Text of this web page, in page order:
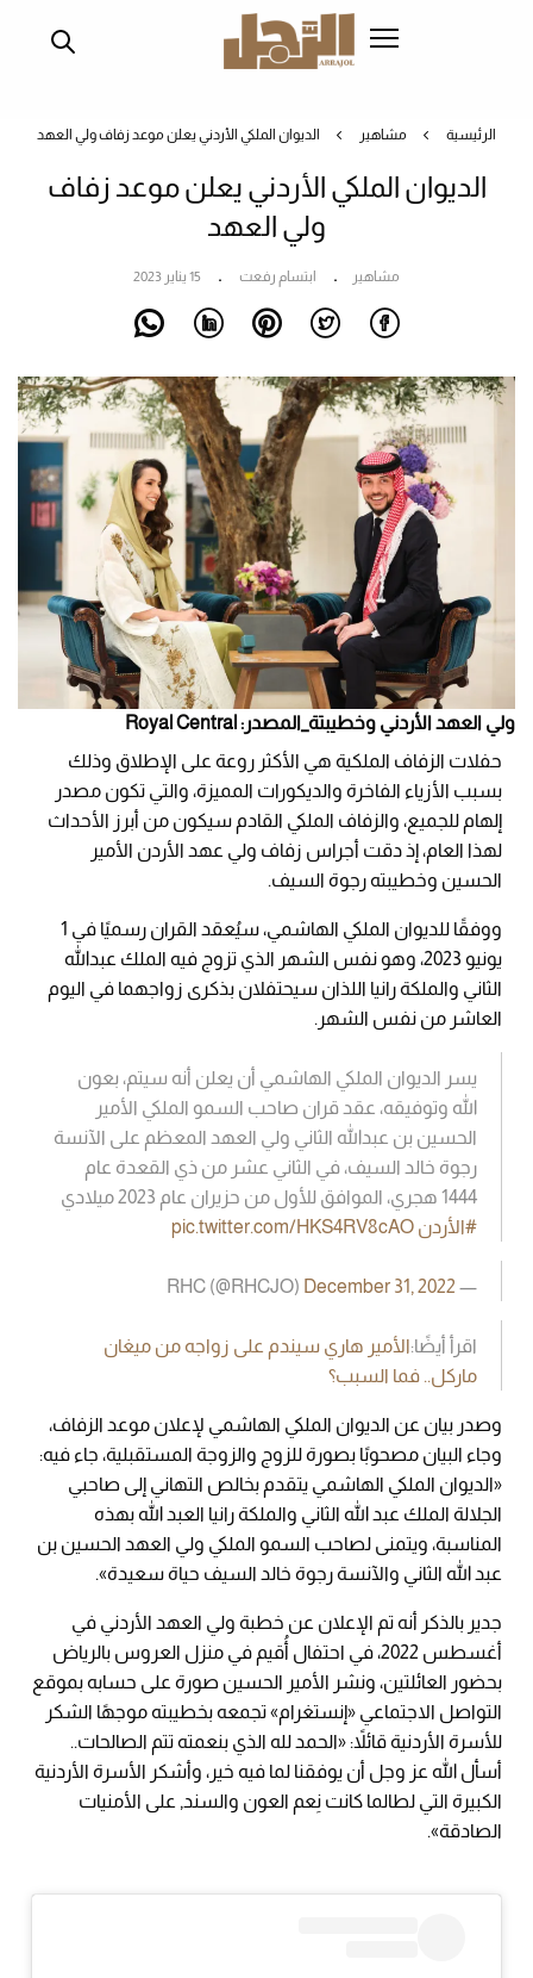
الرئيسية مشاهير الديوان الملكي الأردني يعلن موعد زفاف ولي العهد
الديوان الملكي الأردني يعلن موعد زفاف
ولي العهد
مشاهير ابتسام رفعت 15 يناير 2023
ولي العهد الأردني وخطيبتة_المصدر: Royal Central
حفلات الزفاف الملكية هي الأكثر روعة على الإطلاق وذلك
بسبب الأزياء الفاخرة والديكورات المميزة، والتي تكون مصدر
إلهام للجميع، والزفاف الملكي القادم سيكون من أبرز الأحداث
لهذا العام، إذ دقت أجراس زفاف ولي عهد الأردن الأمير
الحسين وخطيبته رجوة السيف.
ووفقًا للديوان الملكي الهاشمي، سيُعقد القران رسميًا في 1
يونيو 2023، وهو نفس الشهر الذي تزوج فيه الملك عبدالله
الثاني والملكة رانيا اللذان سيحتفلان بذكرى زواجهما في اليوم
العاشر من نفس الشهر.
يسر الديوان الملكي الهاشمي أن يعلن أنه سيتم، بعون
الله وتوفيقه، عقد قران صاحب السمو الملكي الأمير
الحسين بن عبدالله الثاني ولي العهد المعظم على الآنسة
رجوة خالد السيف، في الثاني عشر من ذي القعدة عام
1444 هجري، الموافق للأول من حزيران عام 2023 ميلادي
#الأردن pic.twitter.com/HKS4RV8cAO
— RHC (@RHCJO)
December 31, 2022
اقرأ أيضًا:الأمير هاري سيندم على زواجه من ميغان
ماركل.. فما السبب؟
وصدر بيان عن الديوان الملكي الهاشمي لإعلان موعد الزفاف،
وجاء البيان مصحوبًا بصورة للزوج والزوجة المستقبلية، جاء فيه:
«الديوان الملكي الهاشمي يتقدم بخالص التهاني إلى صاحبي
الجلالة الملك عبد الله الثاني والملكة رانيا العبد الله بهذه
المناسبة، ويتمنى لصاحب السمو الملكي ولي العهد الحسين بن
عبد الله الثاني والآنسة رجوة خالد السيف حياة سعيدة».
جدير بالذكر أنه تم الإعلان عن خطبة ولي العهد الأردني في
أغسطس 2022، في احتفال أُقيم في منزل العروس بالرياض
بحضور العائلتين، ونشر الأمير الحسين صورة على حسابه بموقع
التواصل الاجتماعي «إنستغرام» تجمعه بخطيبته موجهًا الشكر
للأسرة الأردنية قائلاً: «الحمد لله الذي بنعمته تتم الصالحات..
أسأل الله عز وجل أن يوفقنا لما فيه خير، وأشكر الأسرة الأردنية
الكبيرة التي لطالما كانت نِعم العون والسند, على الأمنيات
الصادقة».